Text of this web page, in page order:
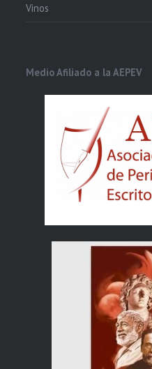
Vinos
Medio Afiliado a la AEPEV